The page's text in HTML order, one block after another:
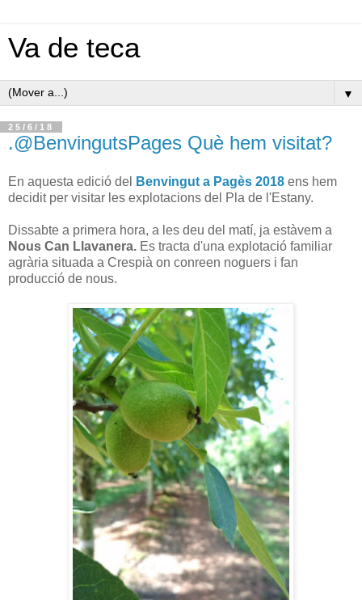
Va de teca
▼
25/6/18
.@BenvingutsPages Què hem visitat?
En aquesta edició del Benvingut a Pagès 2018 ens hem
decidit per visitar les explotacions del Pla de l'Estany.
Dissabte a primera hora, a les deu del matí, ja estàvem a
Nous Can Llavanera. Es tracta d'una explotació familiar
agrària situada a Crespià on conreen noguers i fan
producció de nous.